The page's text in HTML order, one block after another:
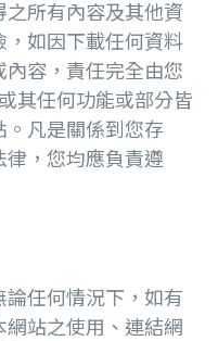
所有內容及其他資
如因下載任何資料
容，責任完全由您
其任何功能或部分皆
凡是關係到您存
，您均應負責遵
任何情況下，如有
站之使用、連結網